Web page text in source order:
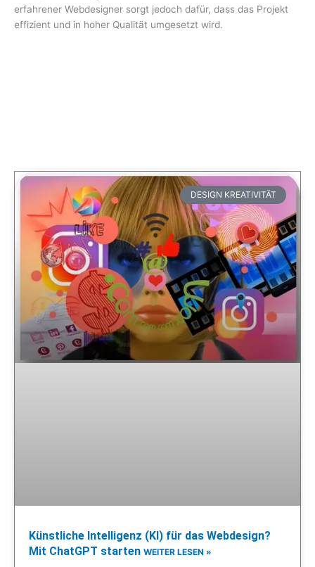
erfahrener Webdesigner sorgt jedoch dafür, dass das Projekt
effizient und in hoher Qualität umgesetzt wird.
DESIGN KREATIVITÄT
Künstliche Intelligenz (KI) für das Webdesign?
Mit ChatGPT starten WEITER LESEN »